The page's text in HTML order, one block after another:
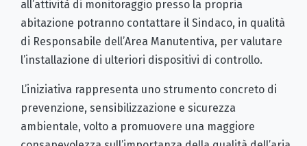
all’attività di monitoraggio presso la propria
abitazione potranno contattare il Sindaco, in qualità
di Responsabile dell’Area Manutentiva, per valutare
l’installazione di ulteriori dispositivi di controllo.
L’iniziativa rappresenta uno strumento concreto di
prevenzione, sensibilizzazione e sicurezza
ambientale, volto a promuovere una maggiore